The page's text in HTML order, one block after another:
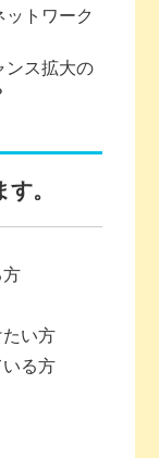
ットワーク
ンス拡大の
。
方
い方
る方